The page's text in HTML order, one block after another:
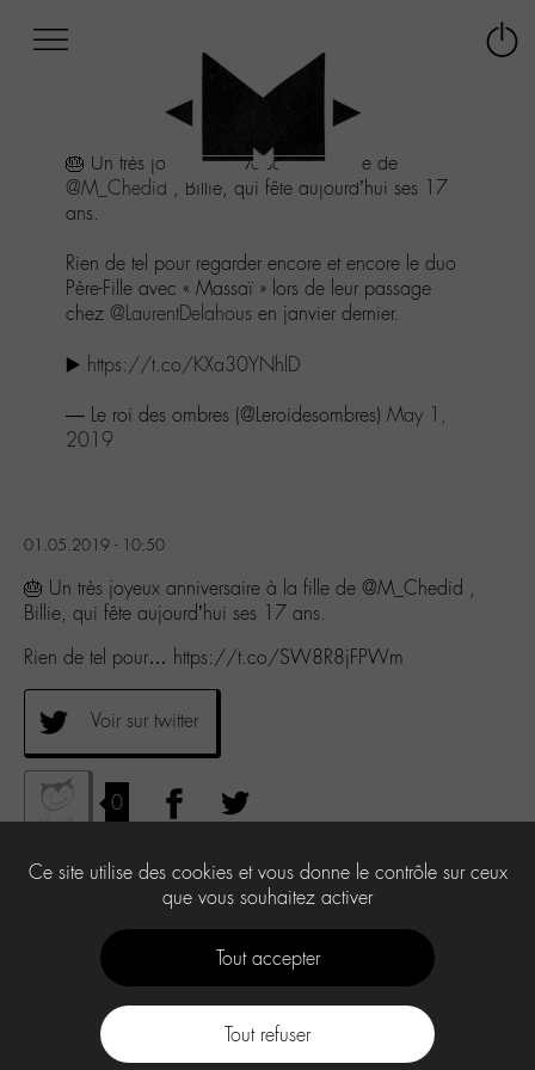
au
menu
Aller
contenu
Aller
recherche
🎂 Un très joyeux anniversaire à la fille de
@M_Chedid , Billie, qui fête aujourd’hui ses 17
ans.
Rien de tel pour regarder encore et encore le duo
Père-Fille avec « Massaï » lors de leur passage
chez @LaurentDelahous en janvier dernier.
▶️ https://t.co/KXa30YNhlD
— Le roi des ombres (@Leroidesombres) May 1,
2019
01.05.2019 - 10:50
🎂 Un très joyeux anniversaire à la fille de @M_Chedid ,
Billie, qui fête aujourd’hui ses 17 ans.
Rien de tel pour… https://t.co/SW8R8jFPWm
Voir sur twitter
0
Ce site utilise des cookies et vous donne le contrôle sur ceux
que vous souhaitez activer
Tout accepter
Tout refuser